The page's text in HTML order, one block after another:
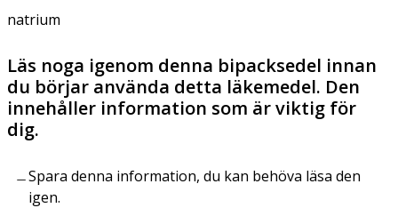
natrium
Läs noga igenom denna bipacksedel innan
du börjar använda detta läkemedel. Den
innehåller information som är viktig för
dig.
Spara denna information, du kan behöva läsa den
igen.